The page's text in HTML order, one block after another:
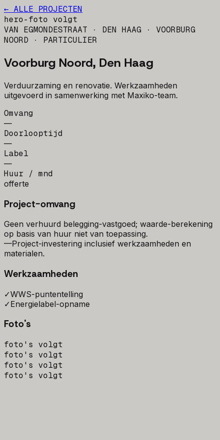
← ALLE PROJECTEN
hero-foto volgt
VAN EGMONDESTRAAT · DEN HAAG · VOORBURG
NOORD · PARTICULIER
Voorburg Noord, Den Haag
Verduurzaming en renovatie. Werkzaamheden
uitgevoerd in samenwerking met Maxiko-team.
Omvang
—
Doorlooptijd
—
Label
—
Huur / mnd
offerte
Project-omvang
Geen verhuurd belegging-vastgoed; waarde-berekening
op basis van huur niet van toepassing.
—Project-investering inclusief werkzaamheden en
materialen.
Werkzaamheden
✓WWS-puntentelling
✓Energielabel-opname
Foto's
foto's volgt
foto's volgt
foto's volgt
foto's volgt